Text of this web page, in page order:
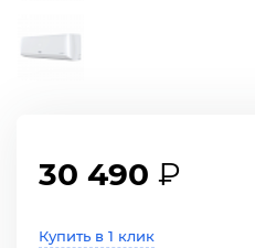
30 490 ₽
Купить в 1 клик